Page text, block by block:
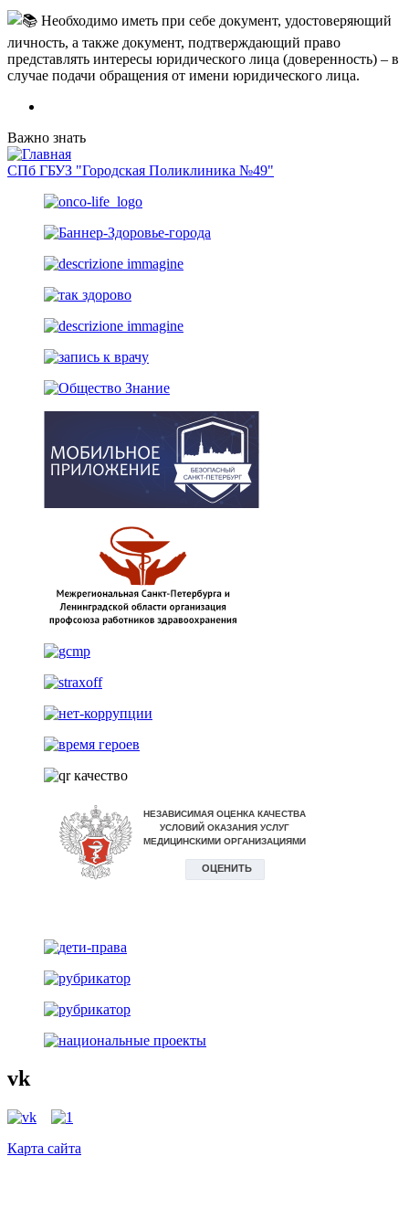
Необходимо иметь при себе документ, удостоверяющий
личность, а также документ, подтверждающий право
представлять интересы юридического лица (доверенность) – в
случае подачи обращения от имени юридического лица.
Важно знать
СПб ГБУЗ "Городская Поликлиника №49"
vk
Карта сайта